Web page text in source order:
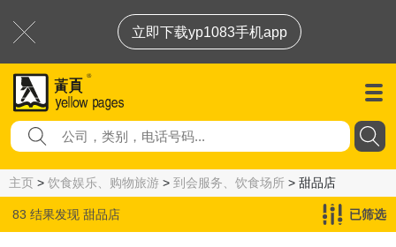
立即下载yp1083手机app
主页 > 饮食娱乐、购物旅游 > 到会服务、饮食场所 > 甜品店
83 结果发现 甜品店 已筛选